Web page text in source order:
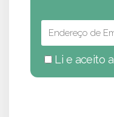
Li e aceito a